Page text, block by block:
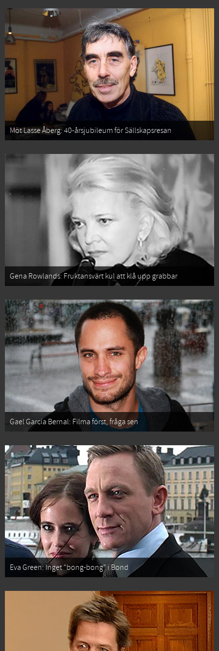
Möt Lasse Åberg: 40-årsjubileum för Sällskapsresan
Gena Rowlands: Fruktansvärt kul att klå upp grabbar
Gael García Bernal: Filma först, fråga sen
Eva Green: Inget “bong-bong” i Bond